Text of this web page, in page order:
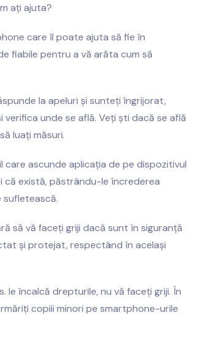
ați ajuta?
care îl poate ajuta să fie în
fiabile pentru a vă arăta cum să
la apeluri și sunteți îngrijorat,
unde se află. Veți ști dacă se află
luați măsuri.
care ascunde aplicația de pe dispozitivul
că există, păstrându-le încrederea
să vă faceți griji dacă sunt în siguranță
și protejat, respectând în același
încalcă drepturile, nu vă faceți griji. În
copiii minori pe smartphone-urile